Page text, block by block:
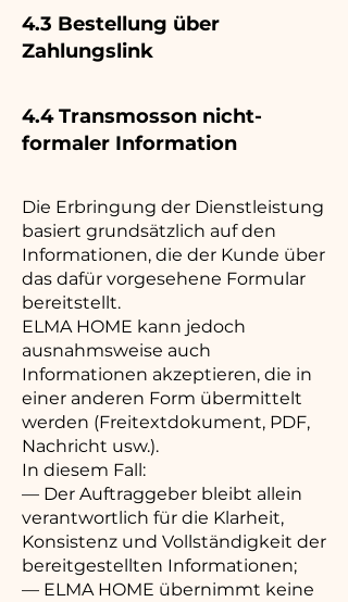
4.3 Bestellung über
Zahlungslink
4.4 Transmosson nicht-
formaler Information
Die Erbringung der Dienstleistung
basiert grundsätzlich auf den
Informationen, die der Kunde über
das dafür vorgesehene Formular
bereitstellt.
ELMA HOME kann jedoch
ausnahmsweise auch
Informationen akzeptieren, die in
einer anderen Form übermittelt
werden (Freitextdokument, PDF,
Nachricht usw.).
In diesem Fall:
— Der Auftraggeber bleibt allein
verantwortlich für die Klarheit,
Konsistenz und Vollständigkeit der
bereitgestellten Informationen;
— ELMA HOME übernimmt keine